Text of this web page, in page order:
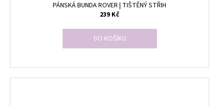
PÁNSKÁ BUNDA ROVER | TIŠTĚNÝ STŘIH
239 Kč
DO KOŠÍKU